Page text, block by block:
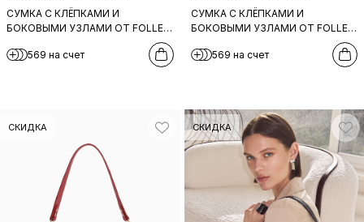
СУМКА С КЛЁПКАМИ И
БОКОВЫМИ УЗЛАМИ ОТ FOLLE
ИЗ НАТУРАЛЬНОЙ КОЖИ СЕРО-
БЕЖЕВОГО ЦВЕТА
569 на счет
СУМКА С КЛЁПКАМИ И
БОКОВЫМИ УЗЛАМИ ОТ FOLLE
ЧЕРНОГО ЦВЕТА
569 на счет
СКИДКА СКИДКА